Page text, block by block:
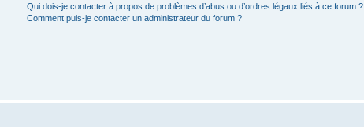
Qui dois-je contacter à propos de problèmes d’abus ou d’ordres légaux liés à ce forum ?
Comment puis-je contacter un administrateur du forum ?